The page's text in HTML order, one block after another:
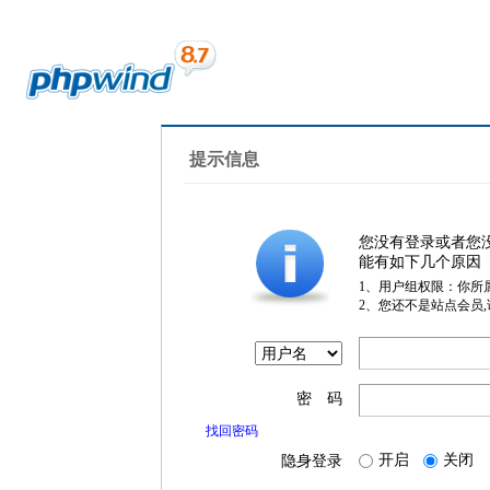
提示信息
您没有登录或者您
能有如下几个原因
1、用户组权限：你所
2、您还不是站点会员
密 码
找回密码
隐身登录 开启 关闭